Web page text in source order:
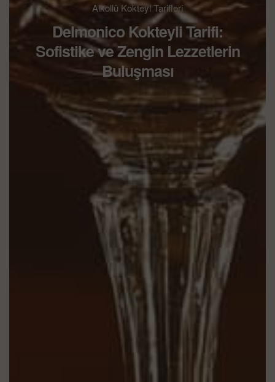
Alkollü Kokteyl Tarifleri
Delmonico Kokteyli Tarifi:
Sofistike ve Zengin Lezzetlerin
Buluşması